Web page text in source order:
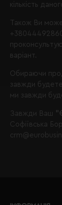
кількість
Також Ви
варіант.
Обираючи
завжди
ми завжди
Завжди Ваш
Софіївська